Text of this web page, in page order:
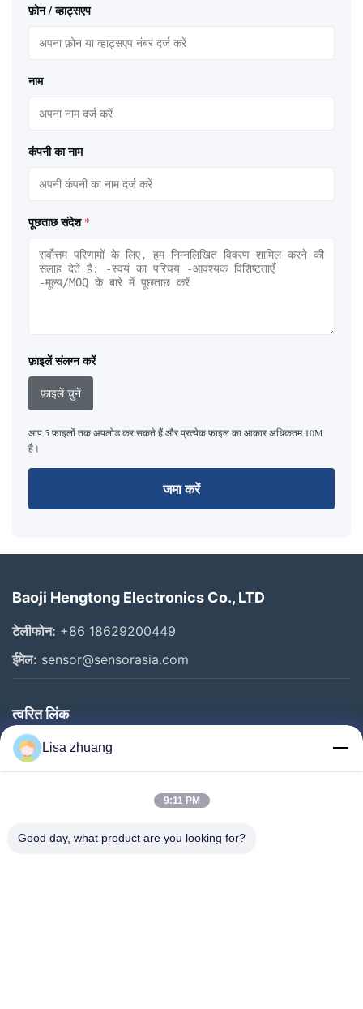
फ़ोन / व्हाट्सएप
नाम
कंपनी का नाम
पूछताछ संदेश *
फ़ाइलें संलग्न करें
फ़ाइलें चुनें
आप 5 फ़ाइलों तक अपलोड कर सकते हैं और प्रत्येक फ़ाइल का आकार अधिकतम 10M
है।
जमा करें
Baoji Hengtong Electronics Co., LTD
टेलीफोन: +86 18629200449
ईमेल: sensor@sensorasia.com
त्वरित लिंक
घर
उत्पादों
हमारे बारे में
Lisa zhuang
9:11 PM
Good day, what product are you looking for?